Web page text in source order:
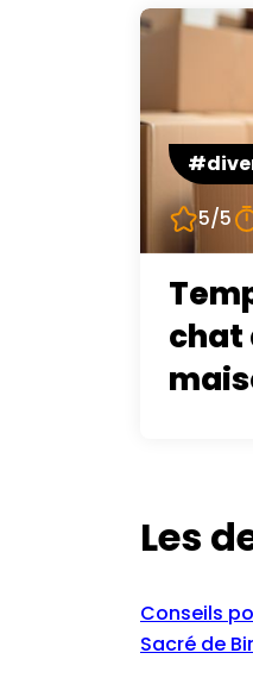
5/5
chat
Les
Conseils
Sacré de